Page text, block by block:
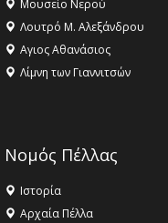
Μουσείο Νερού
Λουτρό Μ. Αλεξάνδρου
Αγιος Αθανάσιος
Λίμνη των Γιαννιτσών
Νομός Πέλλας
Ιστορία
Αρχαία Πέλλα